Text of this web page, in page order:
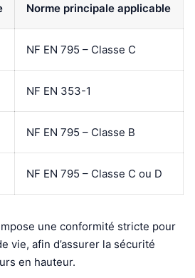
Norme principale applicable
NF EN 795 – Classe C
NF EN 353-1
NF EN 795 – Classe B
NF EN 795 – Classe C ou D
une conformité stricte pour
vie, afin d’assurer la sécurité
en hauteur.